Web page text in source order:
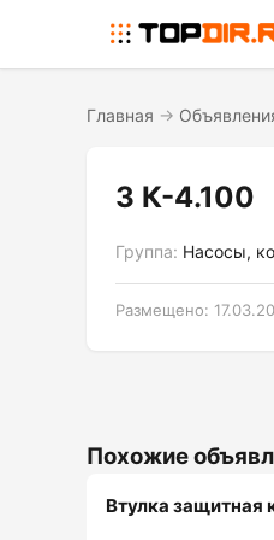
Главная →
3 К-4.100
Группа: Насосы,
Размещено:
Похожие
Втулка защитная